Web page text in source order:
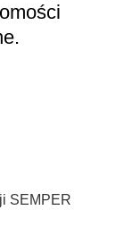
SEMPER